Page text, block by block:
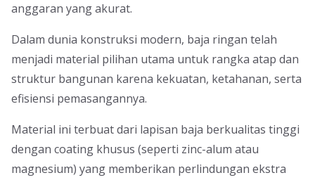
anggaran yang akurat.
Dalam dunia konstruksi modern, baja ringan telah
menjadi material pilihan utama untuk rangka atap dan
struktur bangunan karena kekuatan, ketahanan, serta
efisiensi pemasangannya.
Material ini terbuat dari lapisan baja berkualitas tinggi
dengan coating khusus (seperti zinc-alum atau
magnesium) yang memberikan perlindungan ekstra